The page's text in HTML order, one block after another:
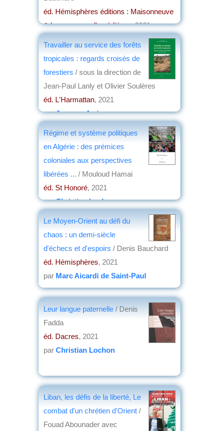
éd. Hémisphères éditions : Maisonneuve
& Larose nouvelles éditions, 2021
Travailler au service des forêts
tropicales : regards croisés de
forestiers / sous la direction de
Jean-Paul Lanly et Olivier Soulères
éd. L'Harmattan, 2021
parJacques Arrignon
Régime et système politiques
en Algérie : des prémices
coloniales aux perspectives
libérées ... / Mouloud Hamai
éd. St Honoré, 2021
parChristian Lochon
Le Moyen-Orient au défi du
chaos : un demi-siècle
d'échecs et d'espoirs / Denis Bauchard
éd. Hémisphères, 2021
par Marc Aicardi de Saint-Paul
Leur langue paternelle / Denis
Fadda
éd. Dacres, 2021
par Christian Lochon
Liban, les défis de la liberté, Le
combat d'un chrétien d'Orient /
Fouad Abounader avec